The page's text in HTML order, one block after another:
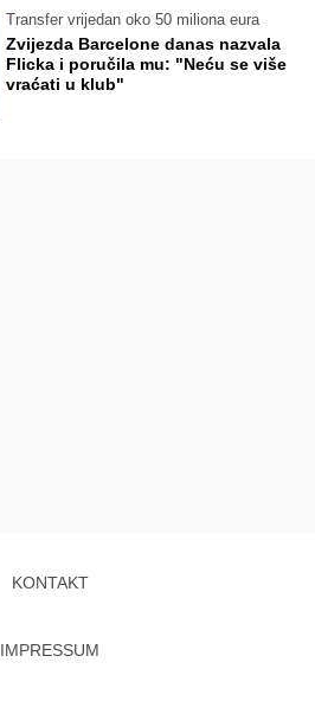
Transfer vrijedan oko 50 miliona eura
Zvijezda Barcelone danas nazvala
Flicka i poručila mu: "Neću se više
vraćati u klub"
KONTAKT
IMPRESSUM